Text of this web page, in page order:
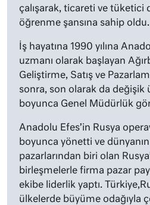
çalışarak, ticareti ve tüketici
öğrenme şansına sahip oldu.
İş hayatına 1990 yılına
uzmanı olarak başlayan
Geliştirme, Satış ve
sonra, son olarak da değişik
boyunca Genel Müdürlük
Anadolu Efes’in Rusya
boyunca yönetti ve
pazarlarından biri olan
birleşmelerle firma pazar
ekibe liderlik yaptı.
ülkelerde büyüme odağıyla